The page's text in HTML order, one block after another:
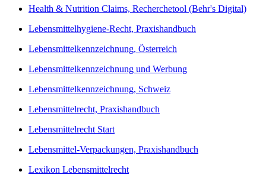
Health & Nutrition Claims, Recherchetool (Behr's Digital)
Lebensmittelhygiene-Recht, Praxishandbuch
Lebensmittelkennzeichnung, Österreich
Lebensmittelkennzeichnung und Werbung
Lebensmittelkennzeichnung, Schweiz
Lebensmittelrecht, Praxishandbuch
Lebensmittelrecht Start
Lebensmittel-Verpackungen, Praxishandbuch
Lexikon Lebensmittelrecht